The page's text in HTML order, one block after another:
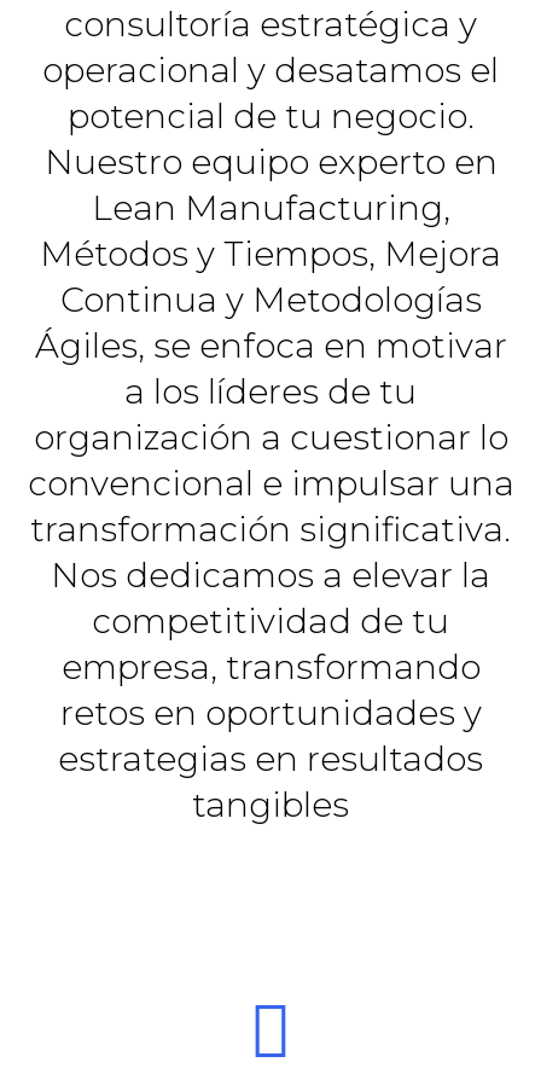
consultoría estratégica y
operacional y desatamos el
potencial de tu negocio.
Nuestro equipo experto en
Lean Manufacturing,
Métodos y Tiempos, Mejora
Continua y Metodologías
Ágiles, se enfoca en motivar
a los líderes de tu
organización a cuestionar lo
convencional e impulsar una
transformación significativa.
Nos dedicamos a elevar la
competitividad de tu
empresa, transformando
retos en oportunidades y
estrategias en resultados
tangibles